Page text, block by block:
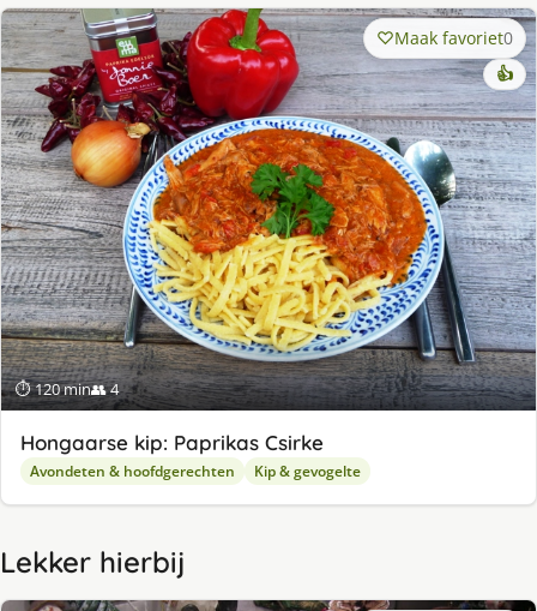
⏱ 120 min👥 4
Maak favoriet0
👍
Hongaarse kip: Paprikas Csirke
Avondeten & hoofdgerechten Kip & gevogelte
Lekker hierbij